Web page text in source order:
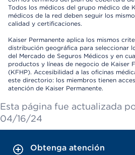
Todos los médicos del grupo médico de
médicos de la red deben seguir los
calidad y certificaciones.
Kaiser Permanente aplica los mismos
distribución geográfica para seleccionar
del Mercado de Seguros Médicos y en
productos y líneas de negocio de Kaiser
(KFHP). Accesibilidad a las oficinas
este directorio: los miembros tienen
atención de Kaiser Permanente.
Esta página fue actualizada
04/16/24
Obtenga atención